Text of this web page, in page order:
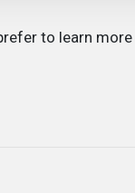
to learn